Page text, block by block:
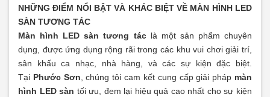
NHỮNG ĐIỂM NỔI BẬT VÀ KHÁC BIỆT VỀ MÀN HÌNH LED
SÀN TƯƠNG TÁC
Màn hình LED sàn tương táclà một sản phẩm chuyên
dụng, được ứng dụng rộng rãi trong các khu vui chơi giải trí,
sân khấu ca nhạc, nhà hàng, và các sự kiện đặc biệt.
Tại Phước Sơn , chúng tôi cam kết cung cấp giải pháp màn
hình LED sàn tối ưu, đem lại hiệu quả cao nhất cho sự kiện